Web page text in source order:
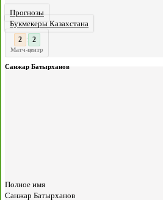
Прогнозы
Букмекеры Казахстана
3 : 2
Матч-центр
Санжар Батырханов
Полное имя
Санжар Батырханов